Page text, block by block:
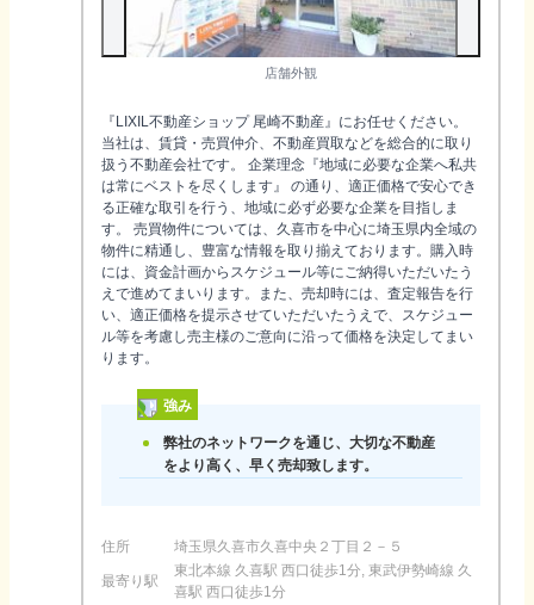
店舗外観
『LIXIL不動産ショップ 尾崎不動産』にお任せください。
当社は、賃貸・売買仲介、不動産買取などを総合的に取り
扱う不動産会社です。 企業理念『地域に必要な企業へ私共
は常にベストを尽くします』 の通り、適正価格で安心でき
る正確な取引を行う、地域に必ず必要な企業を目指しま
す。 売買物件については、久喜市を中心に埼玉県内全域の
物件に精通し、豊富な情報を取り揃えております。購入時
には、資金計画からスケジュール等にご納得いただいたう
えで進めてまいります。また、売却時には、査定報告を行
い、適正価格を提示させていただいたうえで、スケジュー
ル等を考慮し売主様のご意向に沿って価格を決定してまい
ります。
強み
弊社のネットワークを通じ、大切な不動産
をより高く、早く売却致します。
住所 埼玉県久喜市久喜中央２丁目２－５
最寄り駅
東北本線 久喜駅 西口徒歩1分, 東武伊勢崎線 久
喜駅 西口徒歩1分